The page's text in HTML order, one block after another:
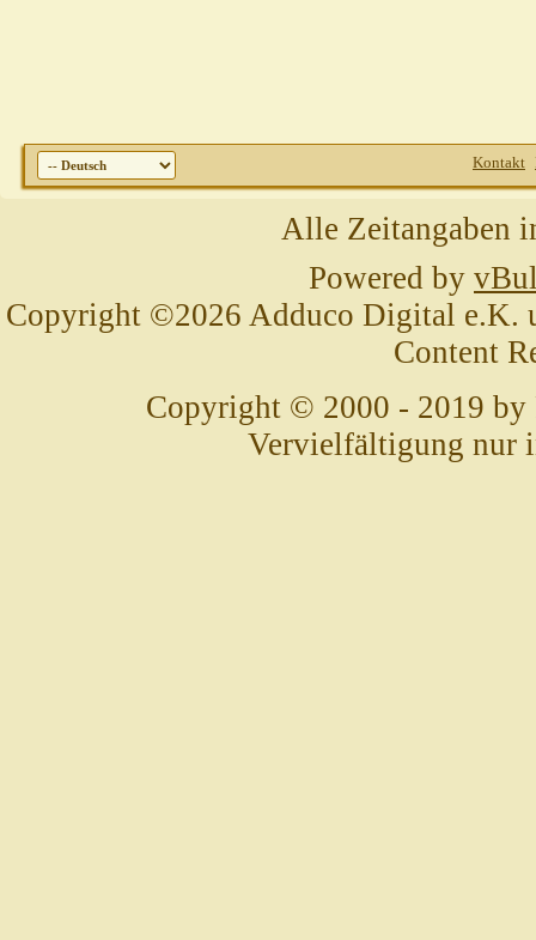
Kontakt
Alle Zeitangaben
Powered by
Copyright ©2026 Adduco Digital e.K.
Content
Copyright © 2000 - 2019 by
Vervielfältigung nur